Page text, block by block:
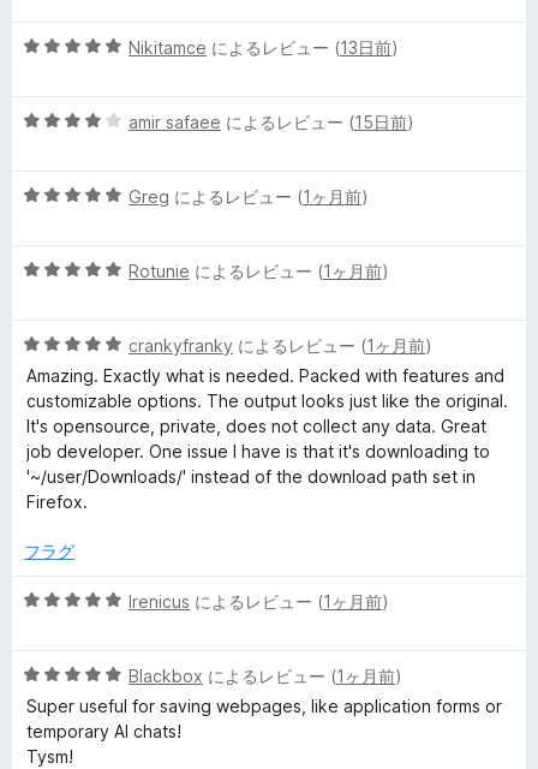
ュ
ー
5
価
5
中
評
Nikitamce によるレビュー (13日前)
5
中
評
amir safaee によるレビュー (15日前)
5
中
評
価
Greg によるレビュー (1ヶ月前)
5
中
5
の
評
価
Rotunie によるレビュー (1ヶ月前)
5
段
階
中
5
の
評
crankyfranky によるレビュー (1ヶ月前)
Amazing. Exactly what is needed. Packed with features and
customizable options. The output looks just like the original.
It's opensource, private, does not collect any data. Great
job developer. One issue I have is that it's downloading to
'~/user/Downloads/' instead of the download path set in
Firefox.
フラグ
5
中
5
の
評
Irenicus によるレビュー (1ヶ月前)
5
段
階
中
Blackbox によるレビュー (1ヶ月前)
Super useful for saving webpages, like application forms or
temporary AI chats!
Tysm!